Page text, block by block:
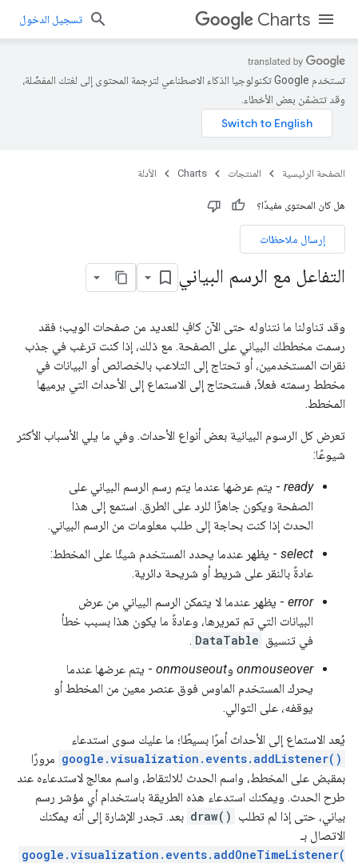
Charts تسجيل الدخول
تستخدم Google تكنولوجيا الذكاء الاصطناعي لترجمة المحتوى إلى لغتك المفضّلة،
وقد تتضمّن بعض الأخطاء.
الصفحة الرئيسية المنتجات Charts الأدلة
هل كان المحتوى مفيدًا؟
إرسال ملاحظات
التفاعل مع الرسم البياني
وقد تناولنا ما نتناوله حتى الآن كافٍ للعديد من صفحات الويب؛ فقد
رسمت مخططك البياني على الصفحة. مع ذلك، إذا كنت ترغب في جذب
نقرات المستخدمين، أو تحتاج إلى التلاعب بالخصائص أو البيانات في
مخطط رسمته فعلاً، فستحتاج إلى الاستماع إلى الأحداث التي يرميها
المخطط.
تعرض كل الرسوم البيانية بعض أنواع الأحداث. وفي ما يلي الأسباب الأكثر
شيوعًا:
ready - يتم عرضها عندما يتم رسم الرسم البياني على
الصفحة ويكون جاهزًا للرد على الطرق. استمع إلى هذا
الحدث إذا كنت بحاجة إلى طلب معلومات من الرسم البياني.
select - يظهر عندما يحدد المستخدم شيئًا على المخطط:
عادةً بالنقر على شريط أو شريحة دائرية.
error - يظهر عندما لا يتمكن الرسم البياني من عرض
البيانات التي تم تمريرها، وعادةً ما يكون هذا بسبب خطأ
في تنسيق DataTable
.
onmouseover وonmouseout - يتم عرضها عندما
يحرك المستخدم الماوس فوق عنصر معين من المخطط أو
يوقفه، على التوالي.
يُعد الاستماع إلى الأحداث أمرًا بسيطًا؛ ما عليك سوى استدعاء
google.visualization.events.addListener() مرورًا
بمقبض على المخطط، واسم الحدث للالتقاط، واسم معالج لاستدعاءه عند
طرح الحدث. ويمكنك استدعاء هذه الطريقة باستخدام أي مؤشر رسم
بياني، حتى إذا لم تطلب draw() بعد. تجدر الإشارة إلى أنه يمكنك
الاتصال بـ
google.visualization.events.addOneTimeListener(